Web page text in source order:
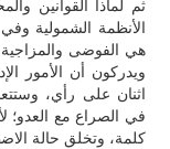
ثم لماذا القوانين
الأنظمة الشمولية
هي الفوضى
ويدركون أن الأمور
اثنان على رأي،
في الصراع مع
كلمة، وتخلق حالة